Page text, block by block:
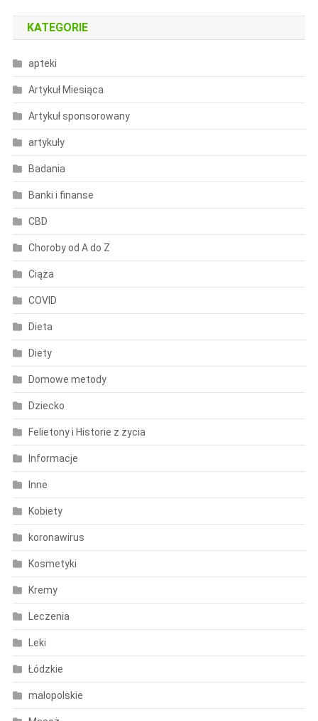
KATEGORIE
apteki
Artykuł Miesiąca
Artykuł sponsorowany
artykuły
Badania
Banki i finanse
CBD
Choroby od A do Z
Ciąża
COVID
Dieta
Diety
Domowe metody
Dziecko
Felietony i Historie z życia
Informacje
Inne
Kobiety
koronawirus
Kosmetyki
Kremy
Leczenia
Leki
Łódzkie
malopolskie